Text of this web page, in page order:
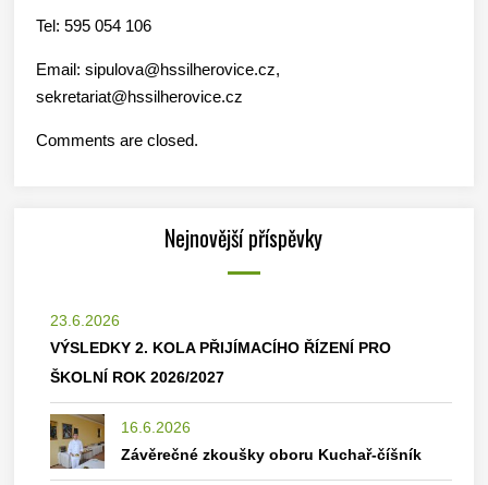
Tel: 595 054 106
Email: sipulova@hssilherovice.cz,
sekretariat@hssilherovice.cz
Comments are closed.
Nejnovější příspěvky
23.6.2026
VÝSLEDKY 2. KOLA PŘIJÍMACÍHO ŘÍZENÍ PRO
ŠKOLNÍ ROK 2026/2027
16.6.2026
Závěrečné zkoušky oboru Kuchař-číšník